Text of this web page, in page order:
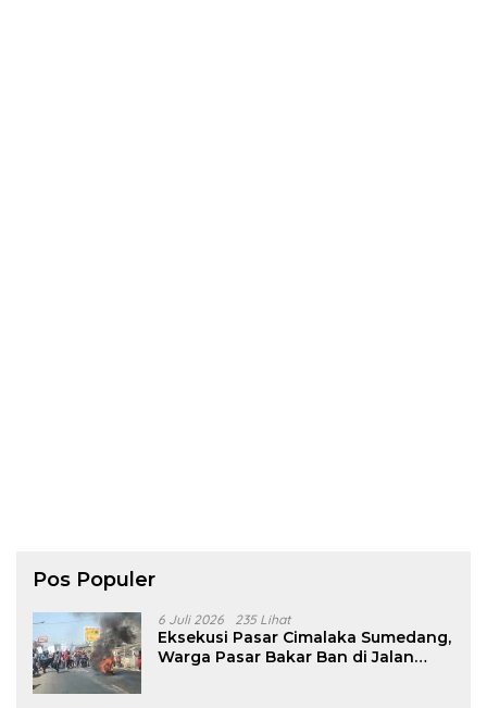
Pos Populer
6 Juli 2026 235 Lihat
Eksekusi Pasar Cimalaka Sumedang,
Warga Pasar Bakar Ban di Jalan